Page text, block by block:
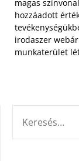
magas
hozzáadott
irodaszer
munkaterület